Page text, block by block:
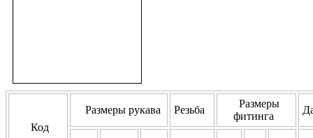
Код
Размеры рукава Резьба
Размеры
фитинга